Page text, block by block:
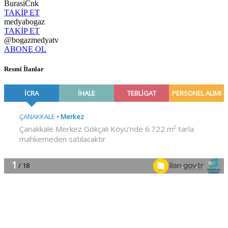
BurasiCnk
TAKİP ET
medyabogaz
TAKİP ET
@bogazmedyatv
ABONE OL
Resmî İlanlar